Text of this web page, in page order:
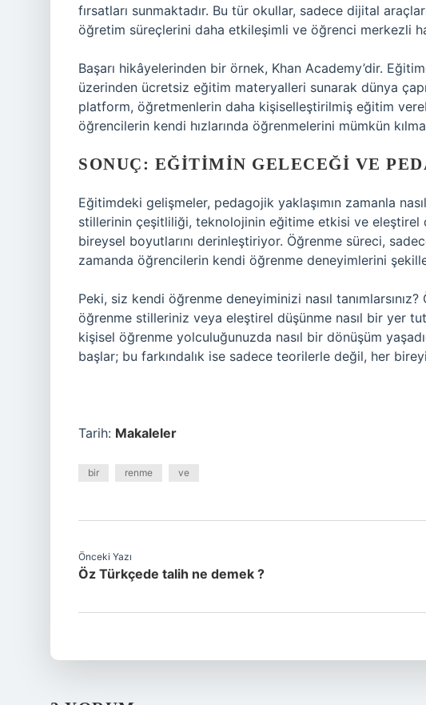
fırsatları sunmaktadır. Bu tür okullar, sadece dijital
öğretim süreçlerini daha etkileşimli ve öğrenci merkezli
Başarı hikâyelerinden bir örnek, Khan Academy’dir.
üzerinden ücretsiz eğitim materyalleri sunarak dünya
platform, öğretmenlerin daha kişiselleştirilmiş eğitim
öğrencilerin kendi hızlarında öğrenmelerini mümkün
SONUÇ: EĞITIMIN GELECEĞI VE
Eğitimdeki gelişmeler, pedagojik yaklaşımın zamanla
stillerinin çeşitliliği, teknolojinin eğitime etkisi ve eleştirel
bireysel boyutlarını derinleştiriyor. Öğrenme süreci,
zamanda öğrencilerin kendi öğrenme deneyimlerini
Peki, siz kendi öğrenme deneyiminizi nasıl
öğrenme stilleriniz veya eleştirel düşünme nasıl bir yer
kişisel öğrenme yolculuğunuzda nasıl bir dönüşüm
başlar; bu farkındalık ise sadece teorilerle değil, her
Tarih: Makaleler
bir renme ve
Önceki Yazı
Öz Türkçede talih ne demek ?